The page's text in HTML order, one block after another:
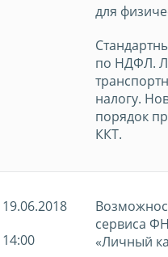
для
по НДФЛ.
налогу.
порядок
ККТ.
19.06.2018
14:00
сервиса
«Личный